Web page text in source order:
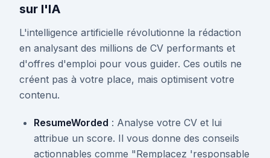
sur l'IA
L'intelligence artificielle révolutionne la rédaction
en analysant des millions de CV performants et
d'offres d'emploi pour vous guider. Ces outils ne
créent pas à votre place, mais optimisent votre
contenu.
ResumeWorded : Analyse votre CV et lui
attribue un score. Il vous donne des conseils
actionnables comme "Remplacez 'responsable